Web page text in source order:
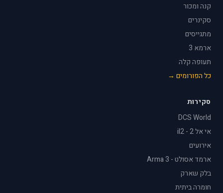
קנה ומכור
סקינרים
מתגייסים
ארמא 3
תעופה קלה
כל הפורומים →
סקירות
DCS World
אי אל 2 - il2
אירועים
ארמד אסולט - Arma 3
בלק שארק
חומרה ביתית